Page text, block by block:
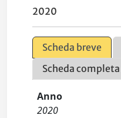
2020
Scheda breve
Scheda completa
Anno
2020